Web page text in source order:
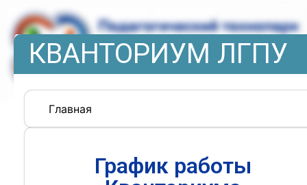
КВАНТОРИУМ ЛГПУ
Главная
График работы